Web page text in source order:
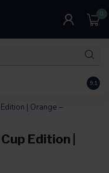
0
9.1
| Orange –
Edition |